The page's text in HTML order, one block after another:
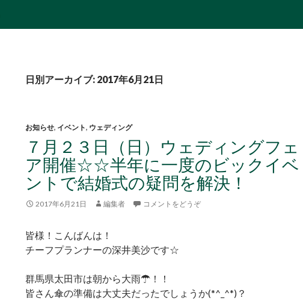
日別アーカイブ: 2017年6月21日
お知らせ, イベント, ウェディング
７月２３日（日）ウェディングフェ
ア開催☆☆半年に一度のビックイベ
ントで結婚式の疑問を解決！
2017年6月21日 編集者 コメントをどうぞ
皆様！こんばんは！
チーフプランナーの深井美沙です☆
群馬県太田市は朝から大雨☂！！
皆さん傘の準備は大丈夫だったでしょうか(*^_^*)？